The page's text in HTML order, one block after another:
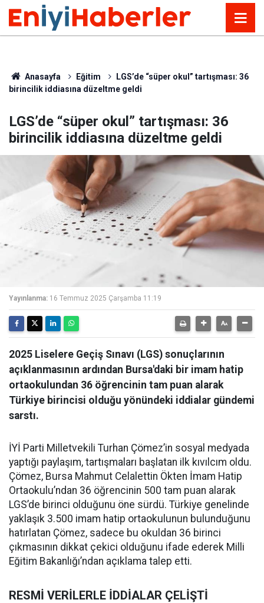
Anasayfa Eğitim
LGS’de “süper okul” tartışması: 36
birincilik iddiasına düzeltme geldi
LGS’de “süper okul” tartışması: 36
birincilik iddiasına düzeltme geldi
Yayınlanma: 16 Temmuz 2025 Çarşamba 11:19
2025 Liselere Geçiş Sınavı (LGS) sonuçlarının
açıklanmasının ardından Bursa'daki bir imam hatip
ortaokulundan 36 öğrencinin tam puan alarak
Türkiye birincisi olduğu yönündeki iddialar gündemi
sarstı.
İYİ Parti Milletvekili Turhan Çömez’in sosyal medyada
yaptığı paylaşım, tartışmaları başlatan ilk kıvılcım oldu.
Çömez, Bursa Mahmut Celalettin Ökten İmam Hatip
Ortaokulu’ndan 36 öğrencinin 500 tam puan alarak
LGS’de birinci olduğunu öne sürdü. Türkiye genelinde
yaklaşık 3.500 imam hatip ortaokulunun bulunduğunu
hatırlatan Çömez, sadece bu okuldan 36 birinci
çıkmasının dikkat çekici olduğunu ifade ederek Milli
Eğitim Bakanlığı’ndan açıklama talep etti.
RESMİ VERİLERLE İDDİALAR ÇELİŞTİ